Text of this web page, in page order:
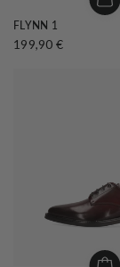
FLYNN 1
199,90 €